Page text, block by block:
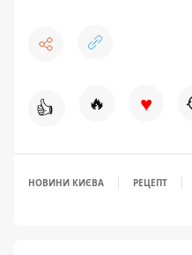
👍 🔥 ♥
НОВИНИ КИЄВА РЕЦЕПТ